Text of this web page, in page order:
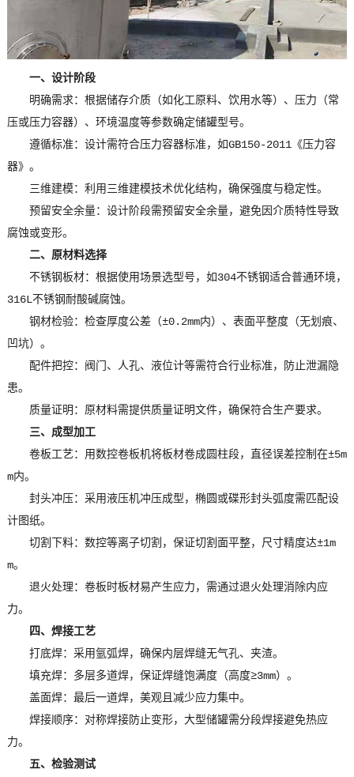
一、设计阶段
明确需求：根据储存介质（如化工原料、饮用水等）、压力（常
压或压力容器）、环境温度等参数确定储罐型号。
遵循标准：设计需符合压力容器标准，如GB150-2011《压力容
器》。
三维建模：利用三维建模技术优化结构，确保强度与稳定性。
预留安全余量：设计阶段需预留安全余量，避免因介质特性导致
腐蚀或变形。
二、原材料选择
不锈钢板材：根据使用场景选型号，如304不锈钢适合普通环境，
316L不锈钢耐酸碱腐蚀。
钢材检验：检查厚度公差（±0.2mm内）、表面平整度（无划痕、
凹坑）。
配件把控：阀门、人孔、液位计等需符合行业标准，防止泄漏隐
患。
质量证明：原材料需提供质量证明文件，确保符合生产要求。
三、成型加工
卷板工艺：用数控卷板机将板材卷成圆柱段，直径误差控制在±5m
m内。
封头冲压：采用液压机冲压成型，椭圆或碟形封头弧度需匹配设
计图纸。
切割下料：数控等离子切割，保证切割面平整，尺寸精度达±1m
m。
退火处理：卷板时板材易产生应力，需通过退火处理消除内应
力。
四、焊接工艺
打底焊：采用氩弧焊，确保内层焊缝无气孔、夹渣。
填充焊：多层多道焊，保证焊缝饱满度（高度≥3mm）。
盖面焊：最后一道焊，美观且减少应力集中。
焊接顺序：对称焊接防止变形，大型储罐需分段焊接避免热应
力。
五、检验测试